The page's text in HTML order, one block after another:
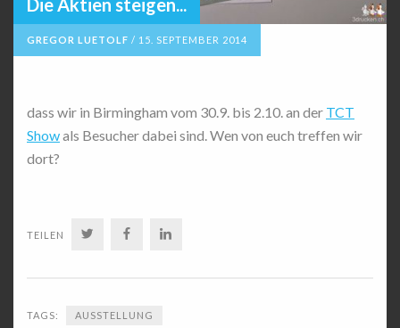
Die Aktien steigen...
GREGOR LUETOLF / 15. SEPTEMBER 2014
dass wir in Birmingham vom 30.9. bis 2.10. an der TCT
Showals Besucher dabei sind. Wen von euch treffen wir
dort?
TEILEN TWITTERFACEBOOK
TAGS: AUSSTELLUNG